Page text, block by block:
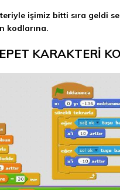
işimiz bitti sıra geldi
kodlarına.
KARAKTERİ